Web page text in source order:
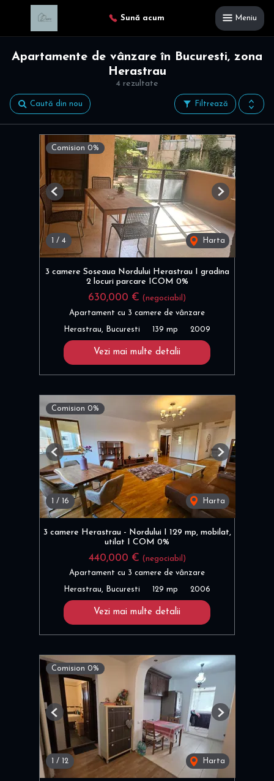
Sună acum Meniu
4 rezultate
Apartamente de vânzare în Bucuresti, zona
Herastrau
Filtrează
Caută din nou
Comision 0%
1 / 4 Harta
Previous Next
3 camere Soseaua Nordului Herastrau I gradina
2 locuri parcare ICOM 0%
630,000 € (negociabil)
Apartament cu 3 camere de vânzare
Herastrau, Bucuresti 139 mp 2009
Vezi mai multe detalii
Comision 0%
1 / 16 Harta
Previous Next
3 camere Herastrau - Nordului I 129 mp, mobilat,
utilat I COM 0%
440,000 € (negociabil)
Apartament cu 3 camere de vânzare
Herastrau, Bucuresti 129 mp 2006
Vezi mai multe detalii
Comision 0%
/ 12 Harta
Previous Next